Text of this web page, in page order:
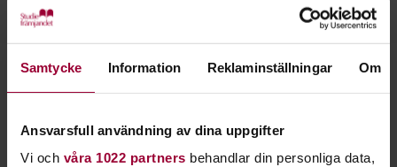
Samtycke Information Reklaminställningar Om
Ansvarsfull användning av dina uppgifter
Vi och våra 1022 partners behandlar din personliga data,
Film
du bli bättre på att filma med mobilen för att lägga ut på
sociala medier? Kanske planerar du rentav för ett
Oavsett om du är nybörjare eller har fotograferat i många år